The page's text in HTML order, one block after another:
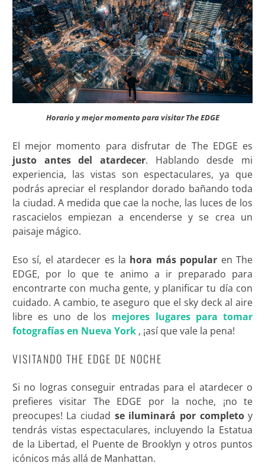
Horario y mejor momento para visitar The EDGE
El mejor momento para disfrutar de The EDGE es
justo antes del atardecer. Hablando desde mi
experiencia, las vistas son espectaculares, ya que
podrás apreciar el resplandor dorado bañando toda
la ciudad. A medida que cae la noche, las luces de los
rascacielos empiezan a encenderse y se crea un
paisaje mágico.
Eso sí, el atardecer es la hora más popular en The
EDGE, por lo que te animo a ir preparado para
encontrarte con mucha gente, y planificar tu día con
cuidado. A cambio, te aseguro que el sky deck al aire
libre es uno de los mejores lugares para tomar
fotografías en Nueva York , ¡así que vale la pena!
VISITANDO THE EDGE DE NOCHE
Si no logras conseguir entradas para el atardecer o
prefieres visitar The EDGE por la noche, ¡no te
preocupes! La ciudad se iluminará por completoy
tendrás vistas espectaculares, incluyendo la Estatua
de la Libertad, el Puente de Brooklyn y otros puntos
icónicos más allá de Manhattan.